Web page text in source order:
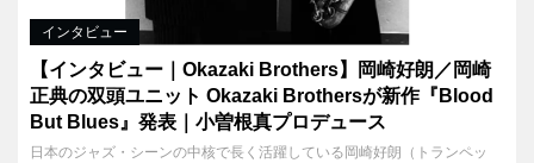
インタビュー
【インタビュー｜Okazaki Brothers】岡崎好朗／岡崎
正典の双頭ユニット Okazaki Brothersが新作『Blood
But Blues』発表｜小曽根真プロデュース
日本のジャズ・シーンの中核で長く活躍している岡崎好朗（トランペッ